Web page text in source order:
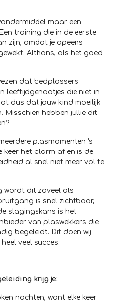
maar een
training die in de eerste
zijn, omdat je opeens
Althans, als het goed
dat bedplassers
leeftijdgenootjes die niet in
dus dat jouw kind moeilijk
Misschien hebben jullie dit
plasmomenten 's
keer het alarm af en is de
al snel niet meer vol te
wordt dit zoveel als
is snel zichtbaar,
slagingskans is het
van plaswekkers die
begeleidt. Dit doen wij
veel succes.
krijg je:
nachten, want elke keer